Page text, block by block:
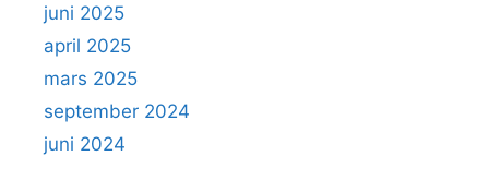
juni 2025
april 2025
mars 2025
september 2024
juni 2024